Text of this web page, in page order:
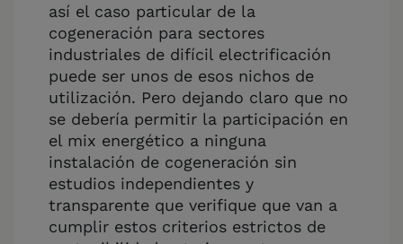
así el caso particular de la
cogeneración para sectores
industriales de difícil electrificación
puede ser unos de esos nichos de
utilización. Pero dejando claro que no
se debería permitir la participación en
el mix energético a ninguna
instalación de cogeneración sin
estudios independientes y
transparente que verifique que van a
cumplir estos criterios estrictos de